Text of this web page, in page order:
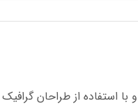
استفاده از طراحان